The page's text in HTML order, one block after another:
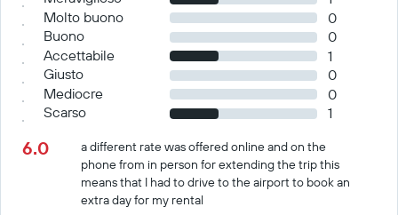
Molto buono
0
Buono
0
Accettabile
1
Giusto
0
Mediocre
0
Scarso
1
6.0
a different rate was offered online and on the
phone from in person for extending the trip this
means that I had to drive to the airport to book an
extra day for my rental